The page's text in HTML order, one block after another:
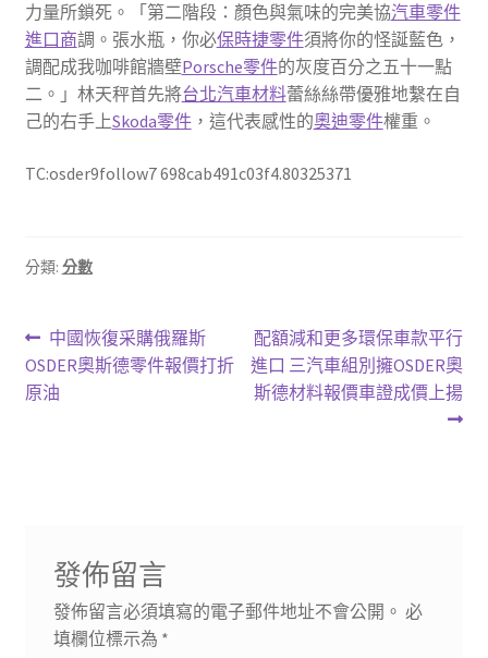
力量所鎖死。「第二階段：顏色與氣味的完美協汽車零件
進口商調。張水瓶，你必保時捷零件須將你的怪誕藍色，
調配成我咖啡館牆壁Porsche零件的灰度百分之五十一點
二。」林天秤首先將台北汽車材料蕾絲絲帶優雅地繫在自
己的右手上Skoda零件，這代表感性的奧迪零件權重。
TC:osder9follow7 698cab491c03f4.80325371
分類: 分數
文
章
上
一
篇
中國恢復采購俄羅斯
OSDER奧斯德零件報價打折
原油
下
一
篇
配額減和更多環保車款平行
進口 三汽車組別擁OSDER奧
斯德材料報價車證成價上揚
發佈留言
發佈留言必須填寫的電子郵件地址不會公開。 必
填欄位標示為 *